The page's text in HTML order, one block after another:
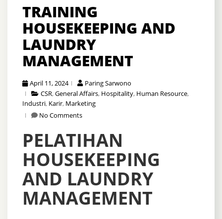
TRAINING
HOUSEKEEPING AND
LAUNDRY
MANAGEMENT
April 11, 2024
Paring Sarwono
CSR,General Affairs, Hospitality, Human Resource,
Industri, Karir, Marketing
No Comments
PELATIHAN
HOUSEKEEPING
AND LAUNDRY
MANAGEMENT